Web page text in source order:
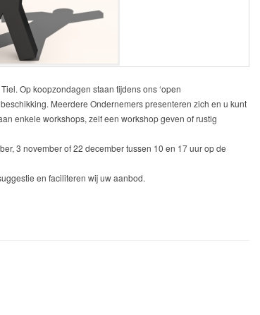
Op koopzondagen staan tijdens ons ‘open
Meerdere Ondernemers presenteren zich en u kunt
enkele workshops, zelf een workshop geven of rustig
3 november of 22 december tussen 10 en 17 uur op de
en faciliteren wij uw aanbod.